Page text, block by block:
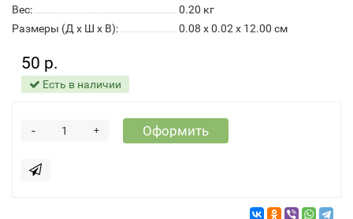
Вес:
0.20 кг
Размеры (Д x Ш x В):
0.08 x 0.02 x 12.00 см
50 р.
Есть в наличии
+
- Оформить